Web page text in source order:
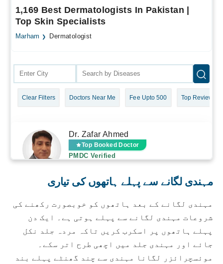
مہندی لگانے سے پہلے ہاتھوں کی تیاری
مہندی لگانے کے بعد ہاتھوں کو خوبصورت رکھنے کی
شروعات مہندی لگانے سے پہلے ہوتی ہے۔ ایک دن
پہلے ہاتھوں پر اسکرب کریں تاکہ مردہ جلد نکل
جائے اور مہندی جلد میں اچھی طرح اتر سکے۔
موئسچرائزر لگانا مہندی سے چند گھنٹے پہلے بند